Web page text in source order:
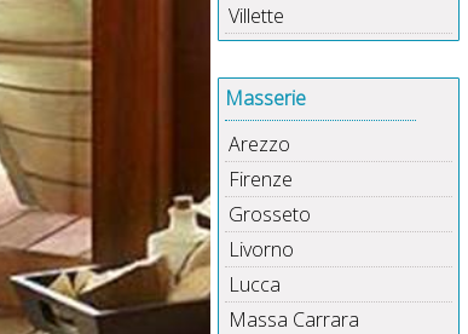
Villette
Masserie
Arezzo
Firenze
Grosseto
Livorno
Lucca
Massa Carrara